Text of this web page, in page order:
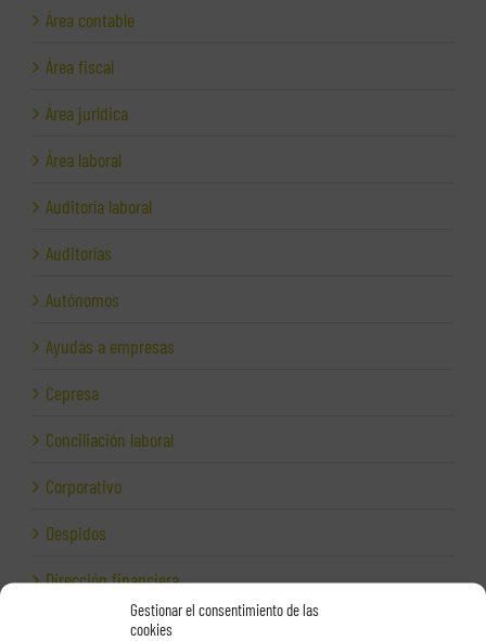
Gestionar el consentimiento de las
cookies
Área contable
Área fiscal
Área jurídica
Área laboral
Auditoría laboral
Auditorías
Autónomos
Ayudas a empresas
Cepresa
Conciliación laboral
Corporativo
Despidos
Dirección financiera
Empresas e Internet